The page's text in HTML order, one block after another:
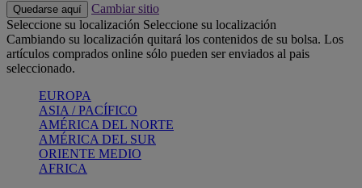
Quedarse aquí
Cambiar sitio
Seleccione su localización Seleccione su localización
Cambiando su localización quitará los contenidos de su bolsa. Los
artículos comprados online sólo pueden ser enviados al pais
seleccionado.
EUROPA
ASIA / PACÍFICO
AMÉRICA DEL NORTE
AMÉRICA DEL SUR
ORIENTE MEDIO
AFRICA